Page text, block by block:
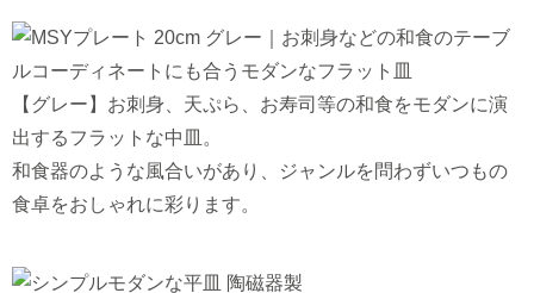
【グレー】お刺身、天ぷら、お寿司等の和食をモダンに演
出するフラットな中皿。
和食器のような風合いがあり、ジャンルを問わずいつもの
食卓をおしゃれに彩ります。